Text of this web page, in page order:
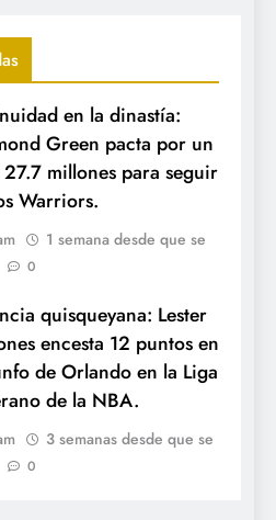
en la dinastía:
Green pacta por un
millones para seguir
Warriors.
1 semana desde que se
0
quisqueyana: Lester
encesta 12 puntos en
de Orlando en la Liga
de la NBA.
3 semanas desde que se
0